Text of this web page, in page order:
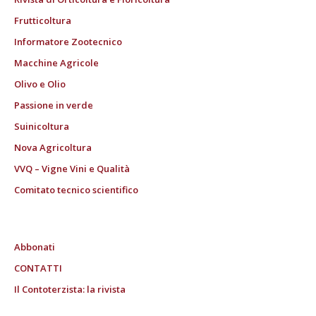
Frutticoltura
Informatore Zootecnico
Macchine Agricole
Olivo e Olio
Passione in verde
Suinicoltura
Nova Agricoltura
VVQ – Vigne Vini e Qualità
Comitato tecnico scientifico
Abbonati
CONTATTI
Il Contoterzista: la rivista